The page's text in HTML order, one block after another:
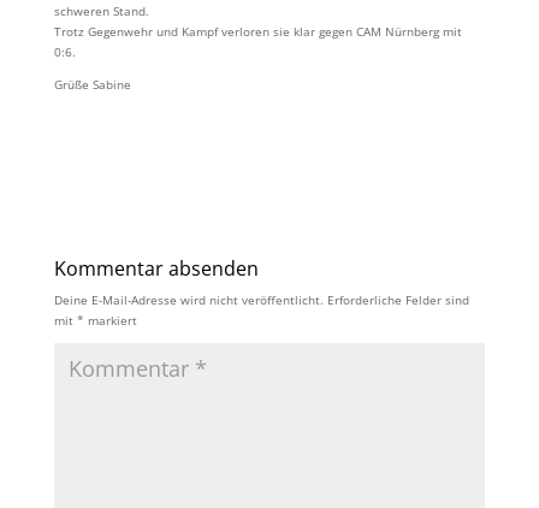
schweren Stand.
Trotz Gegenwehr und Kampf verloren sie klar gegen CAM Nürnberg mit
0:6.
Grüße Sabine
Kommentar absenden
Deine E-Mail-Adresse wird nicht veröffentlicht. Erforderliche Felder sind
mit * markiert